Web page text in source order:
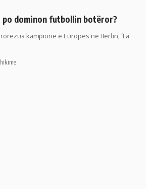
po dominon futbollin botëror?
kampione e Europës në Berlin, ‘La